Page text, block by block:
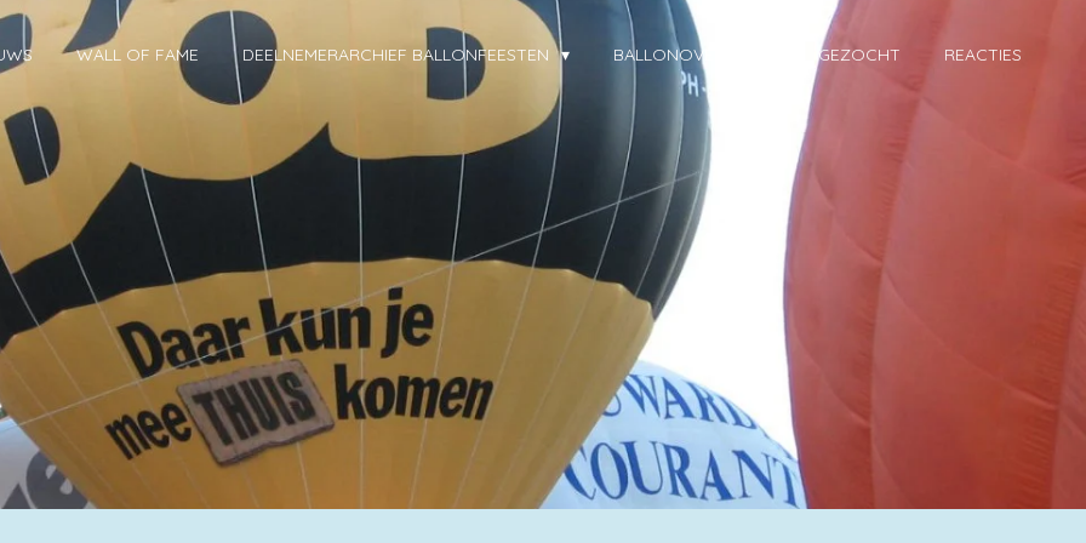
WALL OF FAME DEELNEMERARCHIEF BALLONFEESTEN BALLONOVERZICHT GEZOCHT REACTIES